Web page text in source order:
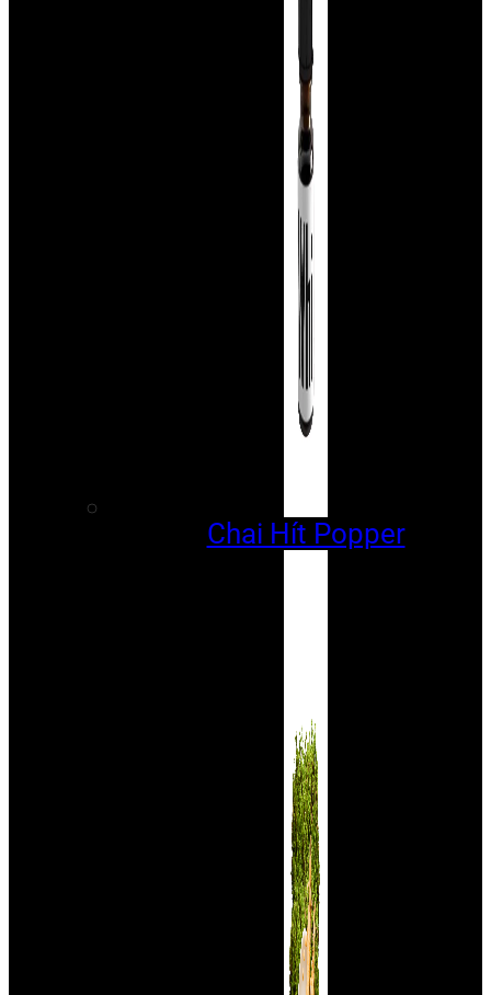
Chai Hít Popper